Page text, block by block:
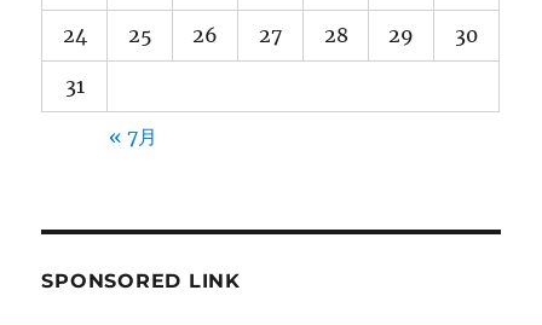
24 25 26 27 28 29 30
31
« 7月
SPONSORED LINK